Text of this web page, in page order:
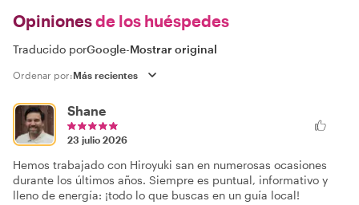
Opinionesde los huéspedes
Traducido porGoogle-Mostrar original
Ordenar por:
Shane
23 julio 2026
Hemos trabajado con Hiroyuki san en numerosas ocasiones
durante los últimos años. Siempre es puntual, informativo y
lleno de energía: ¡todo lo que buscas en un guía local!